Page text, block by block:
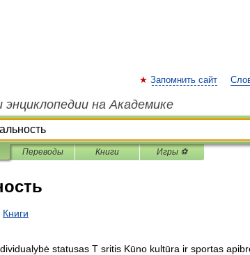
Запомнить сайт
энциклопедии на Академике
Переводы Книги Игры ⚽
Книги
statusas T sritis Kūno kultūra ir sportas